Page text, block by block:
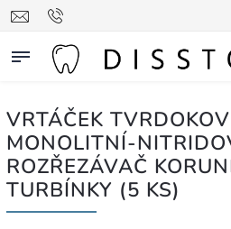
VRTÁČEK
MONOLITNÍ-
ROZŘEZÁVAČ
TURBÍNKY (5 KS)